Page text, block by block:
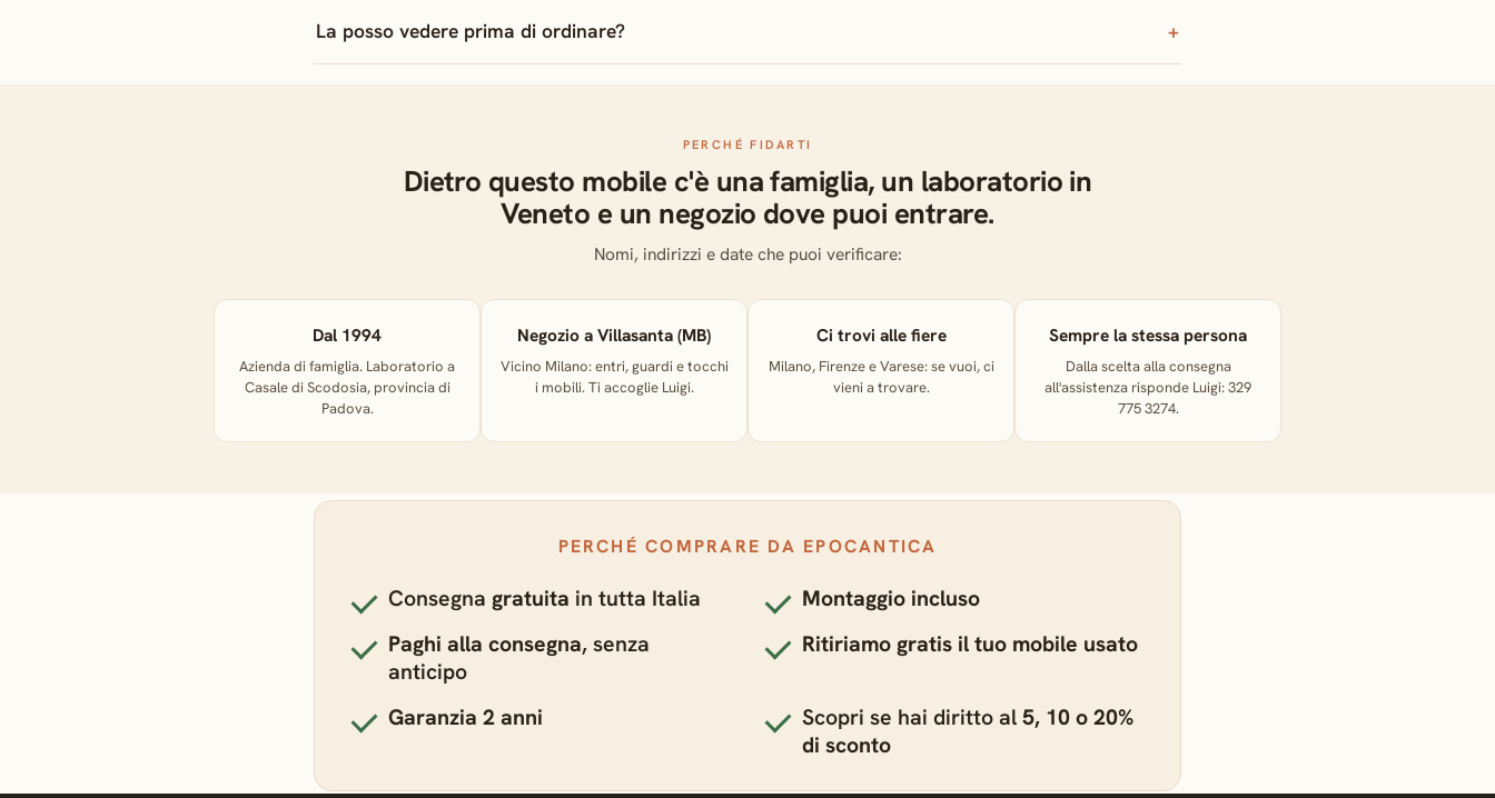
La posso vedere prima di ordinare?
PERCHÉ FIDARTI
Dietro questo mobile c'è una famiglia, un laboratorio in
Veneto e un negozio dove puoi entrare.
Nomi, indirizzi e date che puoi verificare:
Dal 1994
Azienda di famiglia. Laboratorio a
Casale di Scodosia, provincia di
Padova.
Negozio a Villasanta (MB)
Vicino Milano: entri, guardi e tocchi
i mobili. Ti accoglie Luigi.
Ci trovi alle fiere
Milano, Firenze e Varese: se vuoi, ci
vieni a trovare.
Sempre la stessa persona
Dalla scelta alla consegna
all'assistenza risponde Luigi: 329
775 3274.
PERCHÉ COMPRARE DA EPOCANTICA
Consegna gratuita in tutta Italia
Montaggio incluso
Paghi alla consegna, senza
anticipo
Ritiriamo gratis il tuo mobile usato
Garanzia 2 anni Scopri se hai diritto al5, 10 o 20%
di sconto